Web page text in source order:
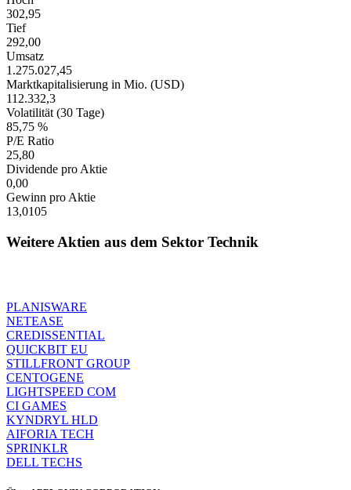
302,95
Tief
292,00
Umsatz
1.275.027,45
Marktkapitalisierung in Mio. (USD)
112.332,3
Volatilität (30 Tage)
85,75 %
P/E Ratio
25,80
Dividende pro Aktie
0,00
Gewinn pro Aktie
13,0105
Weitere Aktien aus dem Sektor Technik
PLANISWARE
NETEASE
CREDISSENTIAL
QUICKBIT EU
STILLFRONT GROUP
CENTOGENE
LIGHTSPEED COM
CI GAMES
KYNDRYL HLD
AIFORIA TECH
SPRINKLR
DELL TECHS